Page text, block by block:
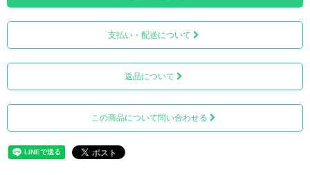
支払い・配送について
返品について
この商品について問い合わせる